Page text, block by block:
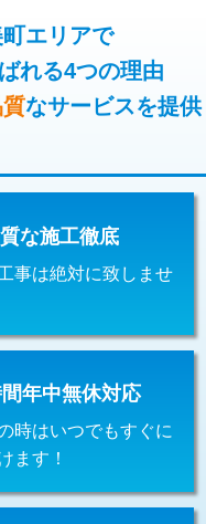
27,500円
38,500円
16,500円
11,000円
22,000円
33,000円
8,800円～
22,000円+材料費
13,200円+材料費
16,500円+材料費
22,000円+材料費
エリアで
れる4つの理由
なサービスを提供
な施工徹底
事は絶対に致しませ
年中無休対応
時はいつでもすぐに
ます！